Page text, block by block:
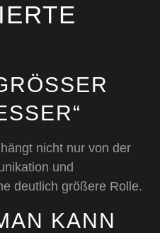
I
nicht nur von der
und
deutlich größere Rolle.
KANN